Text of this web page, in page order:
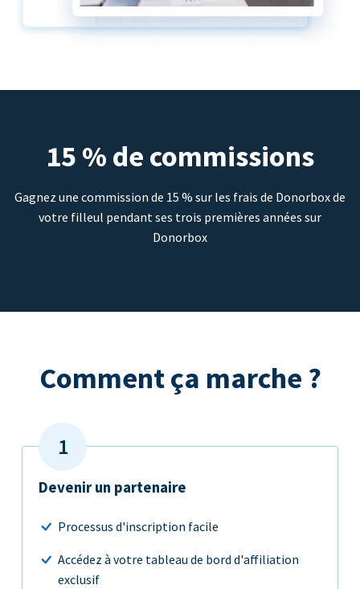
15 % de commissions
Gagnez une commission de 15 % sur les frais de Donorbox de
votre filleul pendant ses trois premières années sur
Donorbox
Comment ça marche ?
Devenir un partenaire
Processus d'inscription facile
Accédez à votre tableau de bord d'affiliation
exclusif